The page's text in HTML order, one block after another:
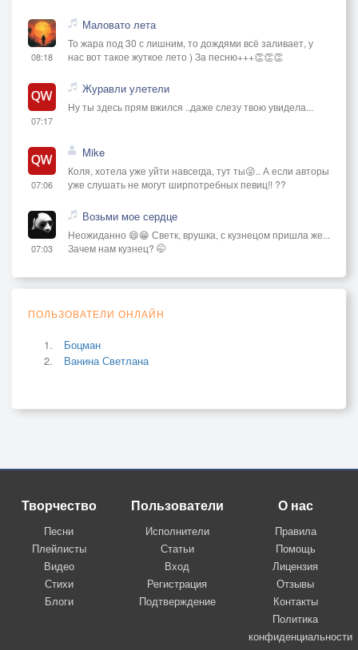
08:18
Маловато лета
То жара под 30 с лишним, то дождями всё заливает, у
нас вот такое жуткое лето ) За песню+++👏👏👏
07:17
Журавли улетели
Ну ты здесь прям вжился ..даже слезу твою увидела...
07:06
Mike
Коля, хотела уже уйти навсегда, тут ты😜.. А если авторы
уже слушать не могут ширпотребных певиц!! ??
07:03
Возьми мое сердце
Неожиданно 😄😁 Светк, врушка, с кузнецом пришла же...
Зачем нам кузнец? 🤭
ПОЛЬЗОВАТЕЛИ ОНЛАЙН
Боцман
Ванина Светлана
Творчество
Песни
Плейлисты
Видео
Стихи
Блоги
Пользователи
Исполнители
Статьи
Вход
Регистрация
Подтверждение
О нас
Правила
Помощь
Лицензия
Отзывы
Контакты
Политика
конфиденциальности